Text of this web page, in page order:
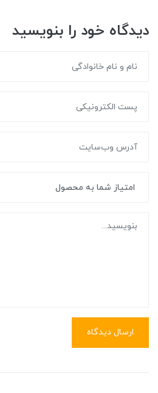
دیدگاه خود را بنویسید
ارسال دیدگاه